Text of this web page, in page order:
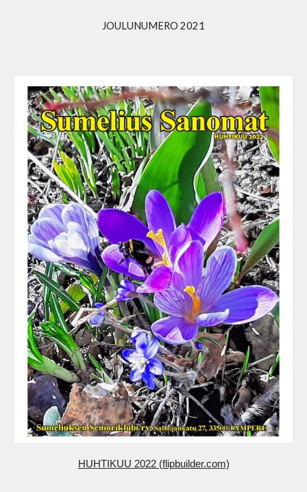
JOULUNUMERO 2021
HUHTIKUU 2022 (flipbuilder.com)